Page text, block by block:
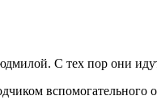
С тех пор они
вспомогательного